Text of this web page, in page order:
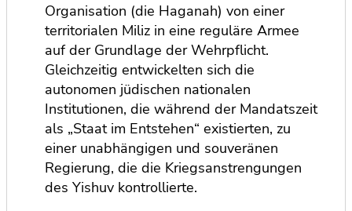
Organisation (die Haganah) von einer
territorialen Miliz in eine reguläre Armee
auf der Grundlage der Wehrpflicht.
Gleichzeitig entwickelten sich die
autonomen jüdischen nationalen
Institutionen, die während der Mandatszeit
als „Staat im Entstehen“ existierten, zu
einer unabhängigen und souveränen
Regierung, die die Kriegsanstrengungen
des Yishuv kontrollierte.